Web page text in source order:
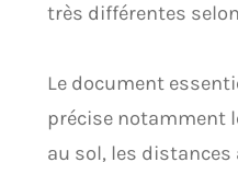
très différentes
Le document
précise notamment
au sol, les